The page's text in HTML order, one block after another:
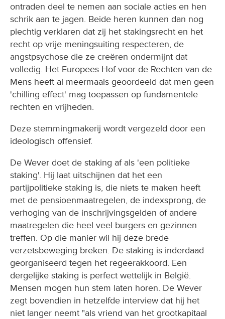
ontraden deel te nemen aan sociale acties en hen
schrik aan te jagen. Beide heren kunnen dan nog
plechtig verklaren dat zij het stakingsrecht en het
recht op vrije meningsuiting respecteren, de
angstpsychose die ze creëren ondermijnt dat
volledig. Het Europees Hof voor de Rechten van de
Mens heeft al meermaals geoordeeld dat men geen
'chilling effect' mag toepassen op fundamentele
rechten en vrijheden.
Deze stemmingmakerij wordt vergezeld door een
ideologisch offensief.
De Wever doet de staking af als 'een politieke
staking'. Hij laat uitschijnen dat het een
partijpolitieke staking is, die niets te maken heeft
met de pensioenmaatregelen, de indexsprong, de
verhoging van de inschrijvingsgelden of andere
maatregelen die heel veel burgers en gezinnen
treffen. Op die manier wil hij deze brede
verzetsbeweging breken. De staking is inderdaad
georganiseerd tegen het regeerakkoord. Een
dergelijke staking is perfect wettelijk in België.
Mensen mogen hun stem laten horen. De Wever
zegt bovendien in hetzelfde interview dat hij het
niet langer neemt "als vriend van het grootkapitaal